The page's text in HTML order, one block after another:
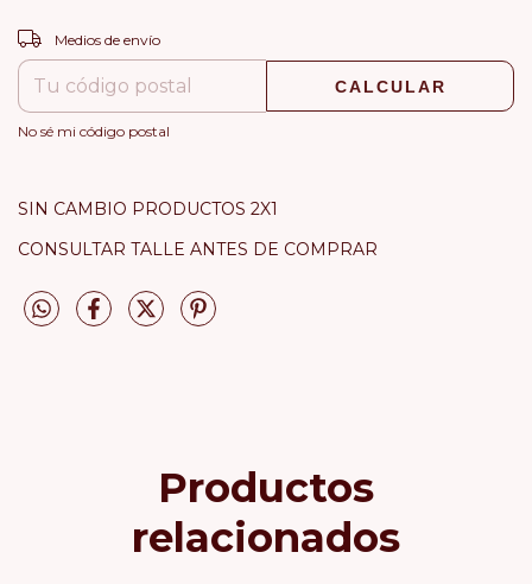
Entregas para el CP:
Medios de envío
CALCULAR
No sé mi código postal
SIN CAMBIO PRODUCTOS 2X1
CONSULTAR TALLE ANTES DE COMPRAR
Productos
relacionados